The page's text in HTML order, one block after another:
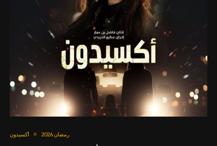
أكسيدون رمضان 2026